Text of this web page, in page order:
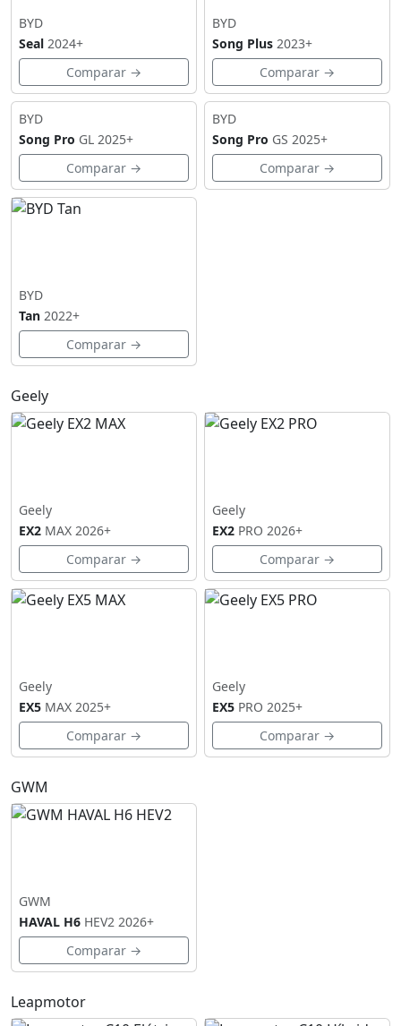
BYD
Seal 2024+
Comparar →
BYD
Song Plus 2023+
Comparar →
BYD
Song Pro GL 2025+
Comparar →
BYD
Song Pro GS 2025+
Comparar →
BYD
Tan 2022+
Comparar →
Geely
Geely
EX2 MAX 2026+
Comparar →
Geely
EX2 PRO 2026+
Comparar →
Geely
EX5 MAX 2025+
Comparar →
Geely
EX5 PRO 2025+
Comparar →
GWM
GWM
HAVAL H6 HEV2 2026+
Comparar →
Leapmotor